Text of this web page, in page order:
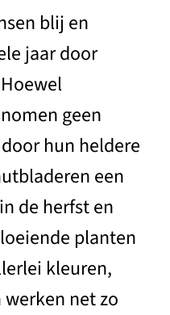
blij en
jaar door
geen
hun heldere
een
de herfst en
planten
kleuren,
net zo